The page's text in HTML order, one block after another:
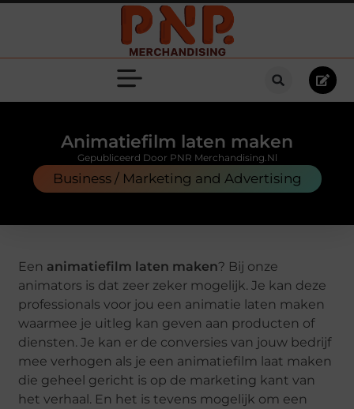
Animatiefilm laten maken
Business / Marketing and Advertising
Gepubliceerd Door PNR Merchandising.nl
Een animatiefilm laten maken? Bij onze
animators is dat zeer zeker mogelijk. Je kan deze
professionals voor jou een animatie laten maken
waarmee je uitleg kan geven aan producten of
diensten. Je kan er de conversies van jouw bedrijf
mee verhogen als je een animatiefilm laat maken
die geheel gericht is op de marketing kant van
het verhaal. En het is tevens mogelijk om een